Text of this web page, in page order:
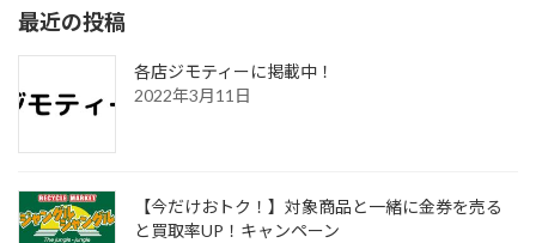
最近の投稿
各店ジモティーに掲載中！
2022年3月11日
【今だけおトク！】対象商品と一緒に金券を売る
と買取率UP！キャンペーン